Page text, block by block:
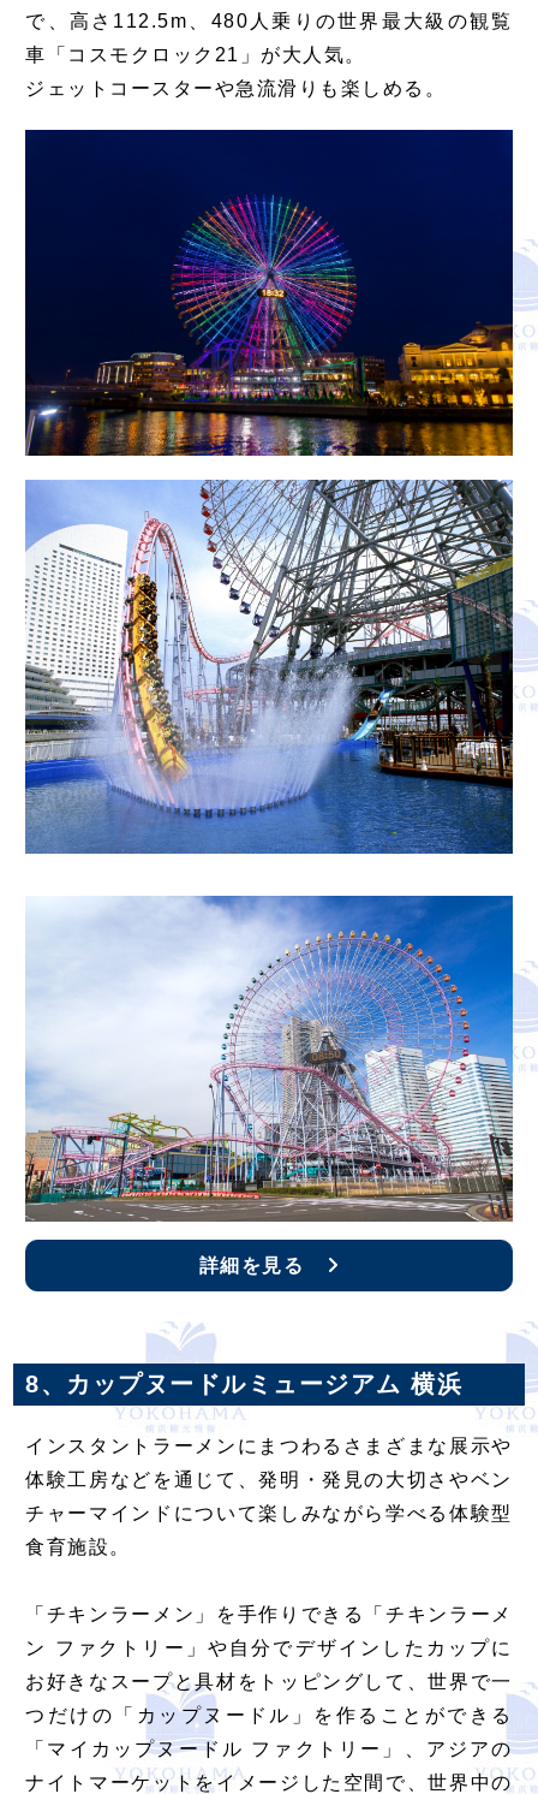
で、高さ112.5m、480人乗りの世界最大級の観覧
車「コスモクロック21」が大人気。
ジェットコースターや急流滑りも楽しめる。
詳細を見る
8、カップヌードルミュージアム 横浜
インスタントラーメンにまつわるさまざまな展示や
体験工房などを通じて、発明・発見の大切さやベン
チャーマインドについて楽しみながら学べる体験型
食育施設。
「チキンラーメン」を手作りできる「チキンラーメ
ン ファクトリー」や自分でデザインしたカップに
お好きなスープと具材をトッピングして、世界で一
つだけの「カップヌードル」を作ることができる
「マイカップヌードル ファクトリー」、アジアの
ナイトマーケットをイメージした空間で、世界中の